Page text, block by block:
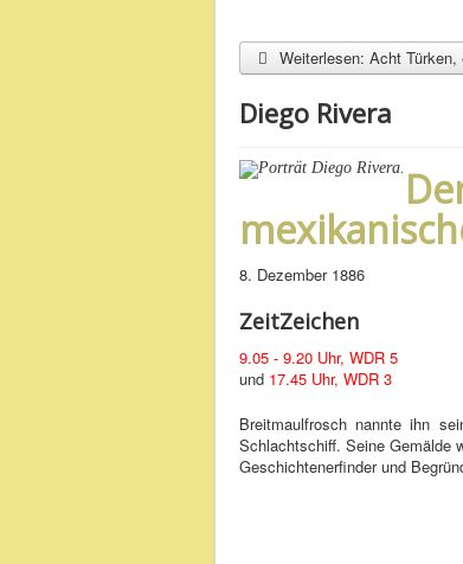
Weiterlesen: Acht
Diego Rivera
8. Dezember 1886
ZeitZeichen
9.05 - 9.20 Uhr, WDR 5
und 17.45 Uhr, WDR 3
Breitmaulfrosch nannte ihn
Schlachtschiff. Seine Gemälde
Geschichtenerfinder und